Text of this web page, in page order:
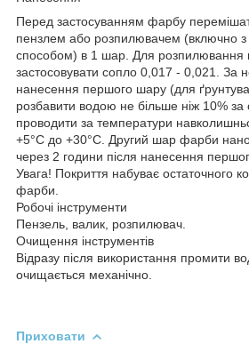
Перед застосуванням фарбу
пензлем або розпилювачем (включно з
способом) в 1 шар. Для розпилювання
застосовувати сопло 0,017 - 0,021. За
нанесення першого шару (для
розбавити водою не більше ніж 10%
проводити за температури
+5°С до +30°С. Другий шар фарби
через 2 години після нанесення
Увага! Покриття набуває остаточного
фарби.
Робочі інструменти
Пензель, валик, розпилювач.
Очищення інструментів
Відразу після використання промити
очищається механічно.
Приховати